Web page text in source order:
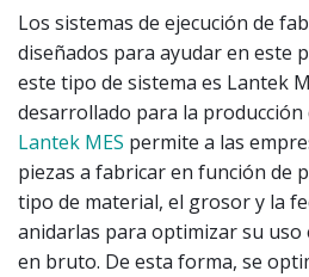
Los sistemas de ejecución de
diseñados para ayudar en este
este tipo de sistema es Lantek
desarrollado para la producción
Lantek MES permite a las
piezas a fabricar en función de
tipo de material, el grosor y la
anidarlas para optimizar su uso
en bruto. De esta forma, se